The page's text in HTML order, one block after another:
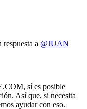
respuesta a @JUAN
sí es posible
Así que, si necesita
ayudar con eso.